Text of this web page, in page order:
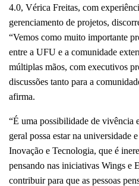
4.0, Vérica Freitas, com
gerenciamento de projetos,
“Vemos como muito importante
entre a UFU e a comunidade
múltiplas mãos, com executivos
discussões tanto para a
afirma.
“É uma possibilidade de vivência
geral possa estar na universidade
Inovação e Tecnologia, que é
pensando nas iniciativas Wings e
contribuir para que as pessoas